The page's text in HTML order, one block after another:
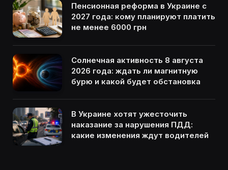
Пенсионная реформа в Украине с
2027 года: кому планируют платить
не менее 6000 грн
Солнечная активность 8 августа
2026 года: ждать ли магнитную
бурю и какой будет обстановка
В Украине хотят ужесточить
наказание за нарушения ПДД:
какие изменения ждут водителей